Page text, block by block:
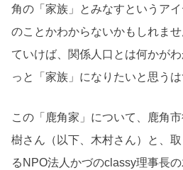
角の「家族」とみなすというア
のことかわからないかもしれま
ていけば、関係人口とは何かが
っと「家族」になりたいと思うは
この「鹿角家」について、鹿角
樹さん（以下、木村さん）と、
るNPO法人かづのclassy理事長